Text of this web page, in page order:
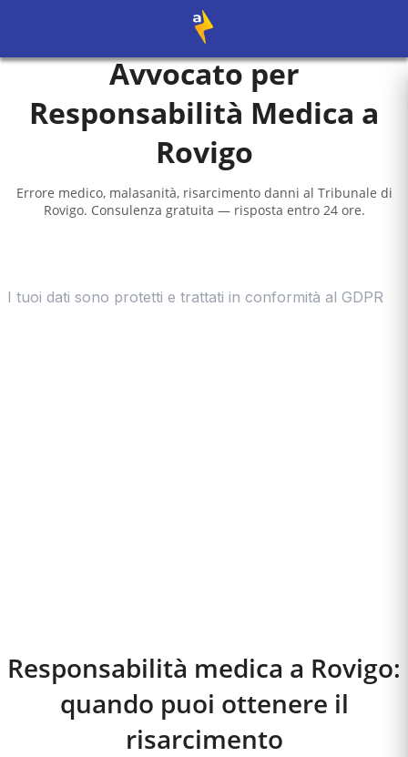
Avvocato per
Responsabilità Medica a
Rovigo
Errore medico, malasanità, risarcimento danni al Tribunale di
Rovigo. Consulenza gratuita — risposta entro 24 ore.
Responsabilità medica a Rovigo:
quando puoi ottenere il
risarcimento